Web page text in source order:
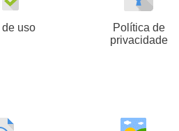
de uso
Política de
privacidade